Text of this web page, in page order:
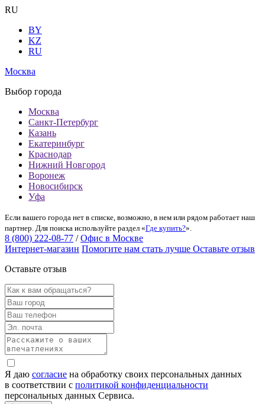
RU
BY
KZ
RU
Москва
Выбор города
Москва
Санкт-Петербург
Казань
Екатеринбург
Краснодар
Нижний Новгород
Воронеж
Новосибирск
Уфа
Если вашего города нет в списке, возможно, в нем или рядом работает наш
партнер. Для поиска используйте раздел «Где купить?».
8 (800) 222-08-77 / Офис в Москве
Интернет-магазин Помогите нам стать лучше Оставьте отзыв
Оставьте отзыв
Я даю согласие на обработку своих персональных данных
в соответствии с политикой конфиденциальности
персональных данных Сервиса.